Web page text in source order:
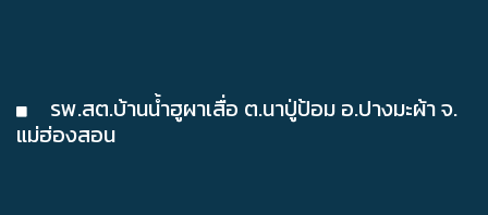
รพ.สต.บ้านน้ำฮูผาเสื่อ ต.นาปู่ป้อม อ.ปางมะผ้า จ.
แม่ฮ่องสอน